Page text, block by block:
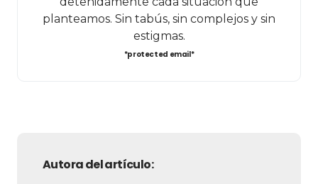
planteamos. Sin tabús, sin complejos y sin
estigmas.
*protected email*
Autora del artículo: